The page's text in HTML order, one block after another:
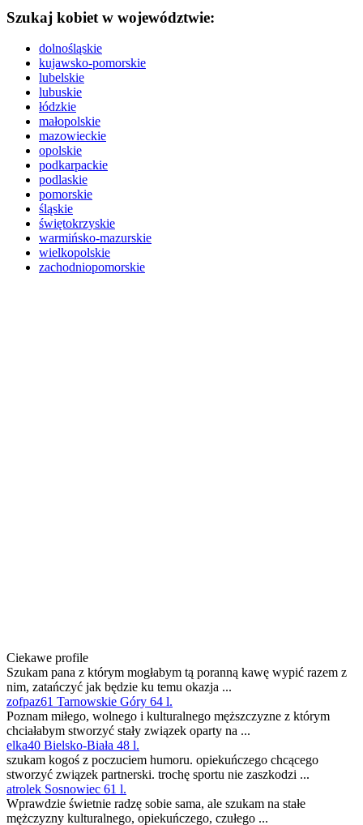
Szukaj kobiet w województwie:
dolnośląskie
kujawsko-pomorskie
lubelskie
lubuskie
łódzkie
małopolskie
mazowieckie
opolskie
podkarpackie
podlaskie
pomorskie
śląskie
świętokrzyskie
warmińsko-mazurskie
wielkopolskie
zachodniopomorskie
Ciekawe profile
Szukam pana z którym mogłabym tą poranną kawę wypić razem z
nim, zatańczyć jak będzie ku temu okazja ...
zofpaz61 Tarnowskie Góry 64 l.
Poznam miłego, wolnego i kulturalnego męższczyzne z którym
chciałabym stworzyć stały związek oparty na ...
elka40 Bielsko-Biała 48 l.
szukam kogoś z poczuciem humoru. opiekuńczego chcącego
stworzyć związek partnerski. trochę sportu nie zaszkodzi ...
atrolek Sosnowiec 61 l.
Wprawdzie świetnie radzę sobie sama, ale szukam na stałe
mężczyzny kulturalnego, opiekuńczego, czułego ...